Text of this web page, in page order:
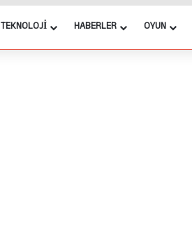
TEKNOLOJI HABERLER OYUN